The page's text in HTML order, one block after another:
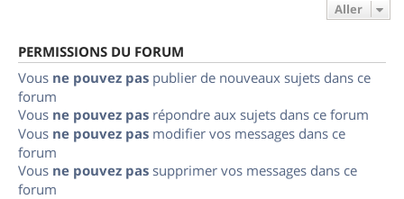
Aller
PERMISSIONS DU FORUM
Vous ne pouvez pas publier de nouveaux sujets dans ce
forum
Vous ne pouvez pas répondre aux sujets dans ce forum
Vous ne pouvez pas modifier vos messages dans ce
forum
Vous ne pouvez pas supprimer vos messages dans ce
forum